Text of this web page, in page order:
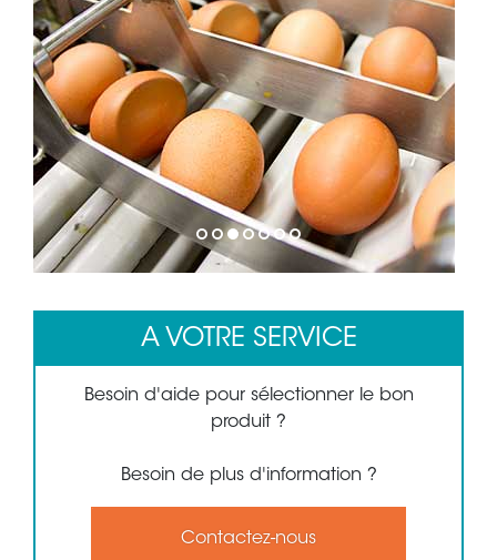
1 2 3 4 5 6 7
A VOTRE SERVICE
Besoin d'aide pour sélectionner le bon
produit ?
Besoin de plus d'information ?
Contactez-nous